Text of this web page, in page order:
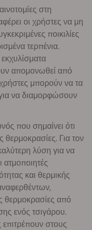
στη
οι χρήστες να μη
ποικιλίες
τερπένια.
απομονωθεί από
μπορούν να τα
να διαμορφώσουν
που σημαίνει ότι
θερμοκρασίες. Για τον
λύση για να
ατμοποιητές
και θερμικής
θερμοκρασίες από
ενός τσιγάρου.
επιτρέπουν στους